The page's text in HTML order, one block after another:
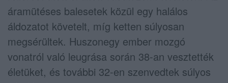
áramütéses balesetek közül egy halálos
áldozatot követelt, míg ketten súlyosan
megsérültek. Huszonegy ember mozgó
vonatról való leugrása során 38-an vesztették
életüket, és további 32-en szenvedtek súlyos